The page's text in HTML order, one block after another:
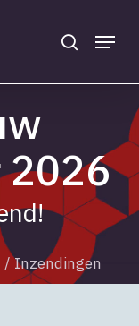
Menu
2026
/Inzendingen
Close